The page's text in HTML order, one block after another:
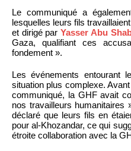
Le communiqué a
lesquelles leurs fils
et dirigé parYasser Abu
Gaza, qualifiant ces
fondement ».
Les événements entourant
situation plus complexe.
communiqué, la GHF avait
nos travailleurs humanitaires
déclaré que leurs fils en
pour al-Khozandar, ce qui
étroite collaboration avec la